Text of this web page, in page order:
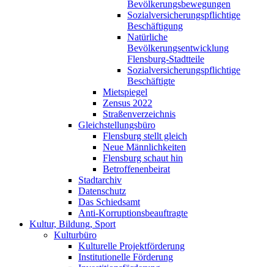
Bevölkerungsbewegungen
Sozialversicherungspflichtige
Beschäftigung
Natürliche
Bevölkerungsentwicklung
Flensburg-Stadtteile
Sozialversicherungspflichtige
Beschäftigte
Mietspiegel
Zensus 2022
Straßenverzeichnis
Gleichstellungsbüro
Flensburg stellt gleich
Neue Männlichkeiten
Flensburg schaut hin
Betroffenenbeirat
Stadtarchiv
Datenschutz
Das Schiedsamt
Anti-Korruptionsbeauftragte
Kultur, Bildung, Sport
Kulturbüro
Kulturelle Projektförderung
Institutionelle Förderung